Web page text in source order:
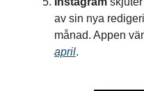
av sin nya
månad. Appen
april.